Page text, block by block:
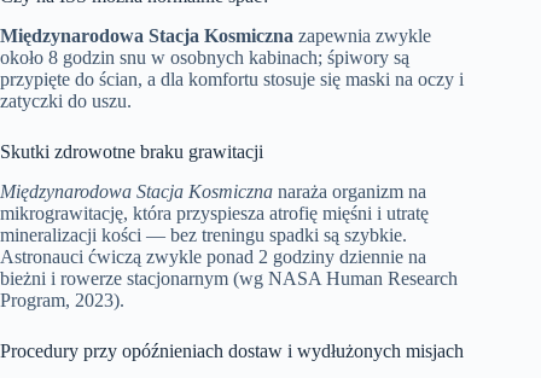
Międzynarodowa Stacja Kosmiczna zapewnia zwykle
około 8 godzin snu w osobnych kabinach; śpiwory są
przypięte do ścian, a dla komfortu stosuje się maski na oczy i
zatyczki do uszu.
Skutki zdrowotne braku grawitacji
Międzynarodowa Stacja Kosmiczna naraża organizm na
mikrograwitację, która przyspiesza atrofię mięśni i utratę
mineralizacji kości — bez treningu spadki są szybkie.
Astronauci ćwiczą zwykle ponad 2 godziny dziennie na
bieżni i rowerze stacjonarnym (wg NASA Human Research
Program, 2023).
Procedury przy opóźnieniach dostaw i wydłużonych misjach